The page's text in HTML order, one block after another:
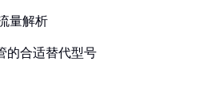
量解析
的合适替代型号